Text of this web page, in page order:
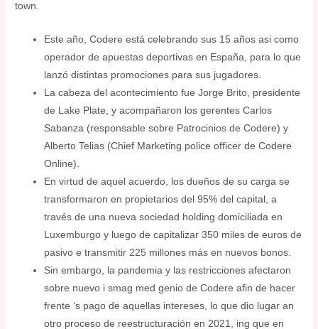
town.
Este año, Codere está celebrando sus 15 años asi como
operador de apuestas deportivas en España, para lo que
lanzó distintas promociones para sus jugadores.
La cabeza del acontecimiento fue Jorge Brito, presidente
de Lake Plate, y acompañaron los gerentes Carlos
Sabanza (responsable sobre Patrocinios de Codere) y
Alberto Telias (Chief Marketing police officer de Codere
Online).
En virtud de aquel acuerdo, los dueños de su carga se
transformaron en propietarios del 95% del capital, a
través de una nueva sociedad holding domiciliada en
Luxemburgo y luego de capitalizar 350 miles de euros de
pasivo e transmitir 225 millones más en nuevos bonos.
Sin embargo, la pandemia y las restricciones afectaron
sobre nuevo i smag med genio de Codere afin de hacer
frente ‘s pago de aquellas intereses, lo que dio lugar an
otro proceso de reestructuración en 2021, ing que en